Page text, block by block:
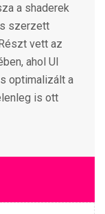
a shaderek
szerzett
vett az
ahol UI
optimalizált a
is ott